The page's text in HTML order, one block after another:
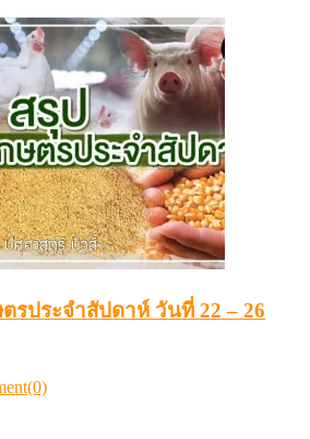
รประจำสัปดาห์ วันที่ 22 – 26